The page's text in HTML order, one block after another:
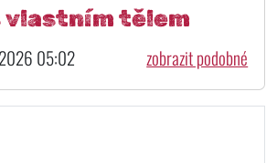
vlastním tělem
05:02 zobrazit podobné